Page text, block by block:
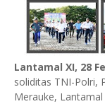
Lantamal XI, 28
soliditas TNI-Polri,
Merauke,